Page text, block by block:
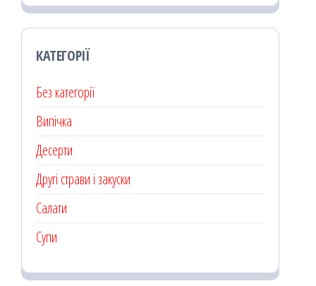
КАТЕГОРІЇ
Без категорії
Випічка
Десерти
Другі страви і закуски
Салати
Супи